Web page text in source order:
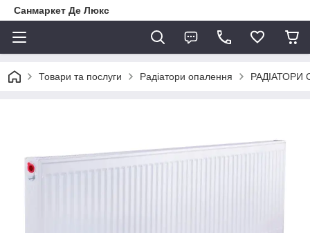
Санмаркет Де Люкс
Товари та послуги Радіатори опалення РАДІАТОРИ